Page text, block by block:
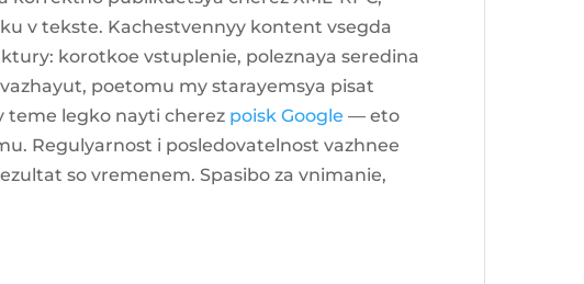
v tekste. Kachestvennyy kontent vsegda
korotkoe vstuplenie, poleznaya seredina
poetomu my starayemsya pisat
teme legko nayti cherez poisk Google — eto
Regulyarnost i posledovatelnost vazhnee
so vremenem. Spasibo za vnimanie,